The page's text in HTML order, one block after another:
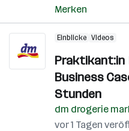
Merken
Einblicke Videos
Praktikant:in
Business
Stunden
dm drogerie
vor 1 Tagen